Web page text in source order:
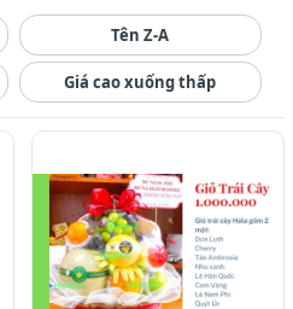
Tên Z-A
Giá cao xuống thấp